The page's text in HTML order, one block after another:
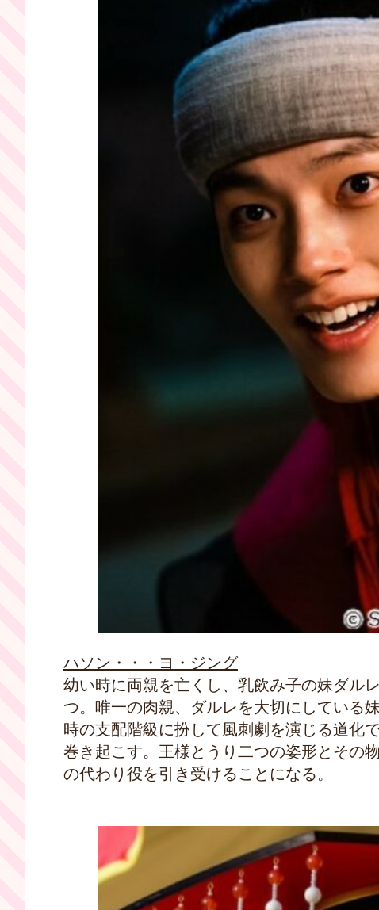
ハソン・・・ヨ・ジング
幼い時に両親を亡くし、乳飲み子の妹ダル
つ。唯一の肉親、ダルレを大切にしている
時の支配階級に扮して風刺劇を演じる道化
巻き起こす。王様とうり二つの姿形とその
の代わり役を引き受けることになる。